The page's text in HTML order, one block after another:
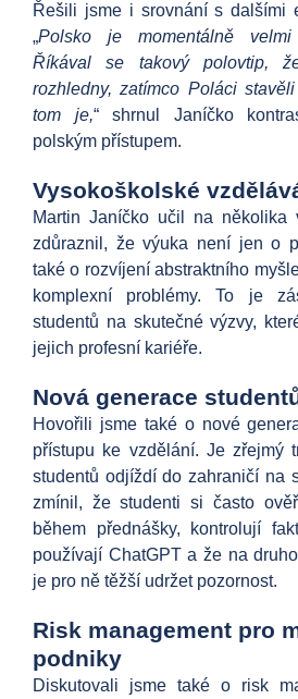
Řešili jsme i srovnání s dalšími
„Polsko je momentálně velmi
Říkával se takový polovtip,
rozhledny, zatímco Poláci
tom je,“ shrnul Janíčko
polským přístupem.
Vysokoškolské
Martin Janíčko učil na několika
zdůraznil, že výuka není jen o
také o rozvíjení abstraktního
komplexní problémy. To je
studentů na skutečné výzvy,
jejich profesní kariéře.
Nová generace
Hovořili jsme také o nové
přístupu ke vzdělání. Je zřejmý
studentů odjíždí do zahraničí na
zmínil, že studenti si často
během přednášky, kontrolují
používají ChatGPT a že na
je pro ně těžší udržet pozornost.
Risk management pro
podniky
Diskutovali jsme také o risk